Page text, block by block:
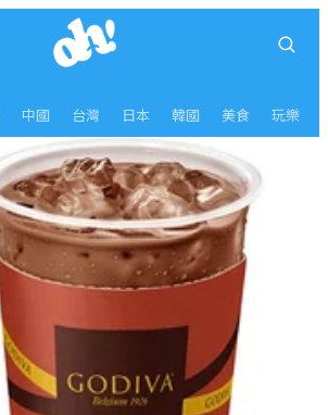
中國 台灣 日本 韓國 美食 玩樂